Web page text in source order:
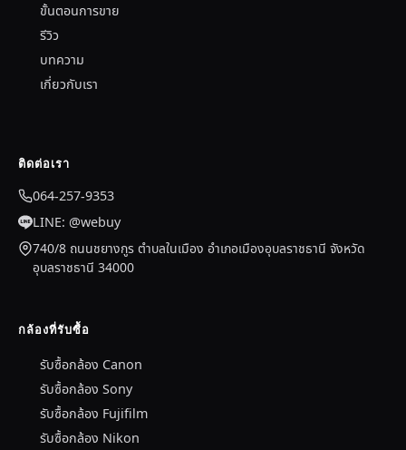
ขั้นตอนการขาย
รีวิว
บทความ
เกี่ยวกับเรา
ติดต่อเรา
064-257-9353
LINE: @webuy
740/8 ถนนชยางกูร ตำบลในเมือง อำเภอเมืองอุบลราชธานี จังหวัด
อุบลราชธานี 34000
กล้องที่รับซื้อ
รับซื้อกล้อง Canon
รับซื้อกล้อง Sony
รับซื้อกล้อง Fujifilm
รับซื้อกล้อง Nikon